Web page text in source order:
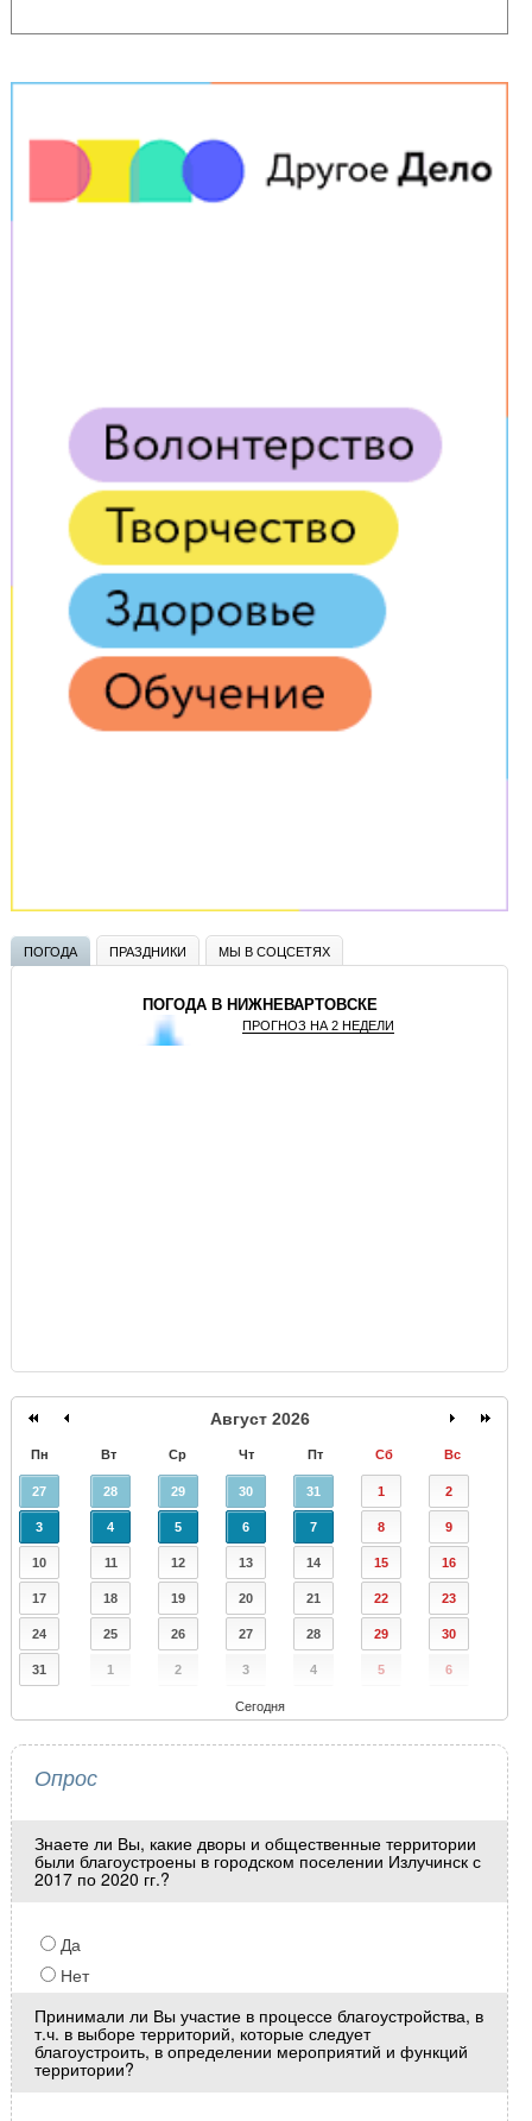
ПОГОДА ПРАЗДНИКИ МЫ В СОЦСЕТЯХ
ПОГОДА В НИЖНЕВАРТОВСКЕ
ПРОГНОЗ НА 2 НЕДЕЛИ
Август 2026
Пн Вт Ср Чт Пт Сб Вс
27 28 29 30 31 1 2
3 4 5 6 7 8 9
10 11 12 13 14 15 16
17 18 19 20 21 22 23
24 25 26 27 28 29 30
31 1 2 3 4 5 6
Сегодня
Опрос
Знаете ли Вы, какие дворы и общественные территории
были благоустроены в городском поселении Излучинск с
2017 по 2020 гг.?
Да
Нет
Принимали ли Вы участие в процессе благоустройства, в
т.ч. в выборе территорий, которые следует
благоустроить, в определении мероприятий и функций
территории?